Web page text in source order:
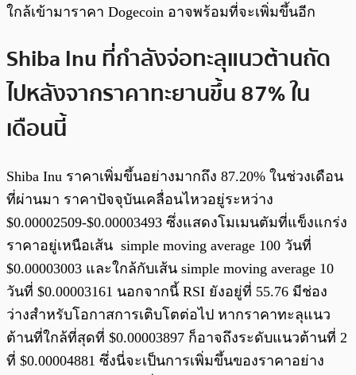
ใกล้เข้ามาราคา Dogecoin อาจพร้อมที่จะเพิ่มขึ้นอีก
Shiba Inu ที่กำลังจ่อทะลุแนวต้านถัด
ไปหลังจากราคาทะยานขึ้น 87% ใน
เดือนนี้
Shiba Inu ราคาเพิ่มขึ้นอย่างมากถึง 87.20% ในช่วงเดือน
ที่ผ่านมา ราคาปัจจุบันเคลื่อนไหวอยู่ระหว่าง
$0.00002509-$0.00003493 ซึ่งแสดงโมเมนตัมที่แข็งแกร่ง
ราคาอยู่เหนือเส้น simple moving average 100 วันที่
$0.00003003 และใกล้กับเส้น simple moving average 10
วันที่ $0.00003161 นอกจากนี้ RSI ยังอยู่ที่ 55.76 มีช่อง
ว่างสำหรับโอกาสการเติบโตต่อไป หากราคาทะลุแนว
ต้านที่ใกล้ที่สุดที่ $0.00003897 ก็อาจถึงระดับแนวต้านที่ 2
ที่ $0.00004881 ซึ่งนี่จะเป็นการเพิ่มขึ้นของราคาอย่าง